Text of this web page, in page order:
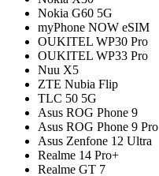
Nokia G60 5G
myPhone NOW eSIM
OUKITEL WP30 Pro
OUKITEL WP33 Pro
Nuu X5
ZTE Nubia Flip
TLC 50 5G
Asus ROG Phone 9
Asus ROG Phone 9 Pro
Asus Zenfone 12 Ultra
Realme 14 Pro+
Realme GT 7